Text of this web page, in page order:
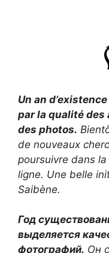
Un an
par la qualité
des photos.
de nouveaux
poursuivre dans
ligne. Une belle
Saibène.
Год
выделяется
фотографий. Он